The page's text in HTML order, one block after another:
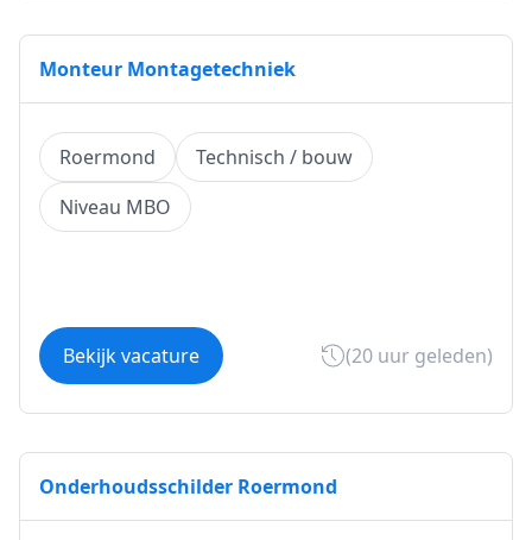
Monteur Montagetechniek
Roermond
Technisch / bouw
Niveau MBO
Bekijk vacature (20 uur geleden)
Onderhoudsschilder Roermond